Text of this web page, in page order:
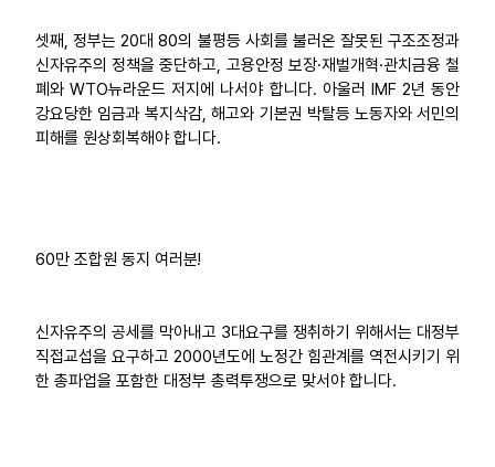
셋째, 정부는 20대 80의 불평등 사회를 불러온 잘못된 구조조정과
신자유주의 정책을 중단하고, 고용안정 보장·재벌개혁·관치금융 철
폐와 WTO뉴라운드 저지에 나서야 합니다. 아울러 IMF 2년 동안
강요당한 임금과 복지삭감, 해고와 기본권 박탈등 노동자와 서민의
피해를 원상회복해야 합니다.
60만 조합원 동지 여러분!
신자유주의 공세를 막아내고 3대요구를 쟁취하기 위해서는 대정부
직접교섭을 요구하고 2000년도에 노정간 힘관계를 역전시키기 위
한 총파업을 포함한 대정부 총력투쟁으로 맞서야 합니다.